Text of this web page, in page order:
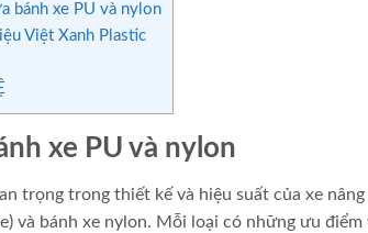
bánh xe PU và nylon
Việt Xanh Plastic
xe PU và nylon
trọng trong thiết kế và hiệu suất của xe
và bánh xe nylon. Mỗi loại có những ưu